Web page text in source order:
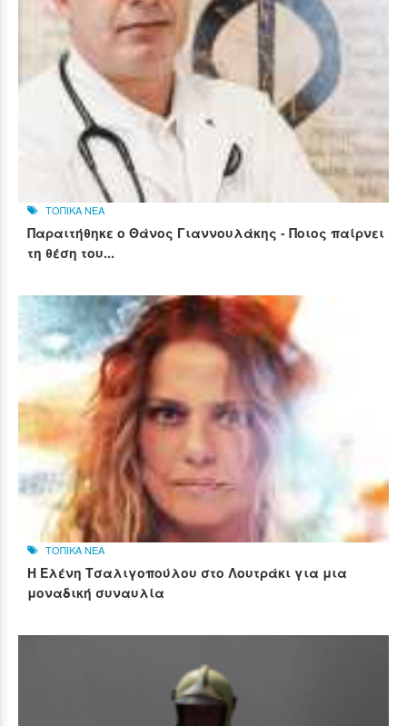
ΤΟΠΙΚΑ ΝΕΑ
Παραιτήθηκε ο Θάνος Γιαννουλάκης - Ποιος παίρνει
τη θέση του...
ΤΟΠΙΚΑ ΝΕΑ
Η Ελένη Τσαλιγοπούλου στο Λουτράκι για μια
μοναδική συναυλία